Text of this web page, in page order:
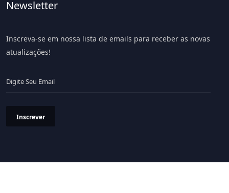
Newsletter
Inscreva-se em nossa lista de emails para receber as novas
atualizações!
Inscrever